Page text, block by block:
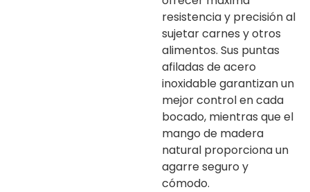
resistencia y precisión al
sujetar carnes y otros
alimentos. Sus puntas
afiladas de acero
inoxidable garantizan un
mejor control en cada
bocado, mientras que el
mango de madera
natural proporciona un
agarre seguro y
cómodo.